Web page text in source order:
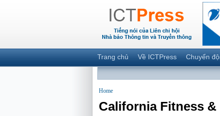
Trang chủ Về ICTPress Chuyển
Home
California Fitness